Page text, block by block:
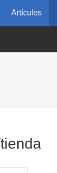
Artículos